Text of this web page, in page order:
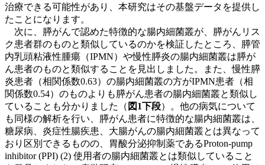
治療できる可能性があり、本研究はその基盤データを提供し
たことになります。
次に、膵がんで認めた特徴的な腸内細菌叢が、膵がんリス
ク患者群のものと類似しているのかを検証したところ、膵管
内乳頭粘液性腫瘍（IPMN）や慢性膵炎の腸内細菌叢は膵が
ん患者のものと類似することを見出しました。また、慢性膵
炎患者（相関係数0.63）の腸内細菌叢の方がIPMN患者（相
関係数0.54）のものよりも膵がん患者の腸内細菌叢と類似し
ていることも分かりました（ 図1下段）。他の病気について
も同様の解析を行い、膵がん患者に特徴的な腸内細菌叢は、
糖尿病、炎症性腸疾患、大腸がんの腸内細菌叢とは異なって
おり区別できるものの、胃酸分泌抑制薬であるProton-pump
inhibitor (PPI) (2) 使用者の腸内細菌叢とは類似していること